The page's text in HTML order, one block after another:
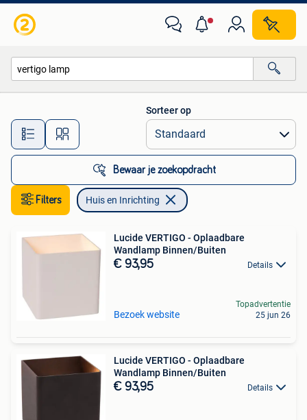
Alle afstanden…
Sorteer op
Bewaar je zoekopdracht
Filters Huis en Inrichting
Lucide VERTIGO - Oplaadbare
Wandlamp Binnen/Buiten
€ 93,95 Details
Bezoek website
Topadvertentie
25 jun 26
Lucide VERTIGO - Oplaadbare
Wandlamp Binnen/Buiten
€ 93,95 Details